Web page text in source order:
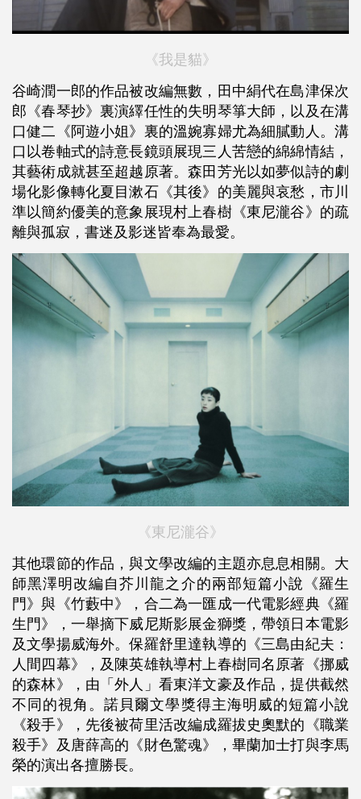
《我是貓》
谷崎潤一郎的作品被改編無數，田中絹代在島津保次
郎《春琴抄》裏演繹任性的失明琴箏大師，以及在溝
口健二《阿遊小姐》裏的溫婉寡婦尤為細膩動人。溝
口以卷軸式的詩意長鏡頭展現三人苦戀的綿綿情結，
其藝術成就甚至超越原著。森田芳光以如夢似詩的劇
場化影像轉化夏目漱石《其後》的美麗與哀愁，市川
準以簡約優美的意象展現村上春樹《東尼瀧谷》的疏
離與孤寂，書迷及影迷皆奉為最愛。
《東尼瀧谷》
其他環節的作品，與文學改編的主題亦息息相關。大
師黑澤明改編自芥川龍之介的兩部短篇小說《羅生
門》與《竹藪中》，合二為一匯成一代電影經典《羅
生門》，一舉摘下威尼斯影展金獅獎，帶領日本電影
及文學揚威海外。保羅舒里達執導的《三島由紀夫：
人間四幕》，及陳英雄執導村上春樹同名原著《挪威
的森林》，由「外人」看東洋文豪及作品，提供截然
不同的視角。諾貝爾文學獎得主海明威的短篇小說
《殺手》，先後被荷里活改編成羅拔史奧默的《職業
殺手》及唐薛高的《財色驚魂》，畢蘭加士打與李馬
榮的演出各擅勝長。